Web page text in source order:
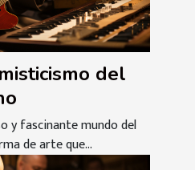
del
y fascinante mundo del
de arte que...